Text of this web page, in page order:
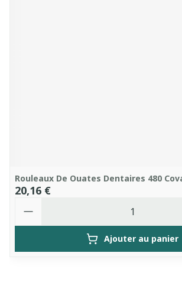
Rouleaux De Ouates Dentaires 480
20,16 €
Ajouter au panier